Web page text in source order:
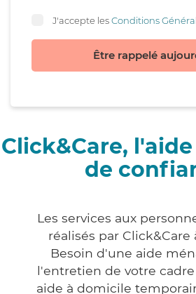
J'accepte lesConditions
Être rappelé
Click&Care,
de
Les services aux
réalisés par Click&Care
Besoin d'une aide
l'entretien de votre
aide à domicile